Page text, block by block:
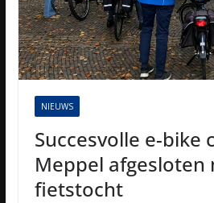
NIEUWS
Succesvolle e-bike
Meppel afgesloten
fietstocht